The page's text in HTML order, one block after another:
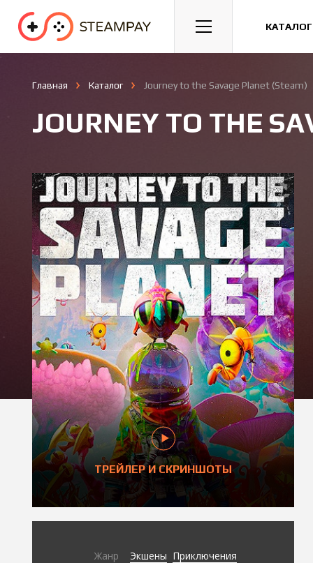
Спорт Гонки Казуальные
Главная Каталог Journey to the Savage Planet (Steam)
JOURNEY TO THE
ТРЕЙЛЕР И СКРИНШОТЫ
Жанр Экшены Приключения